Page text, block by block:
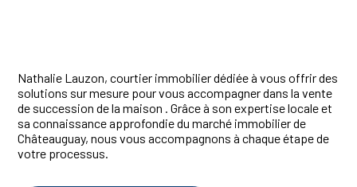
Nathalie Lauzon, courtier immobilier dédiée à vous offrir des
solutions sur mesure pour vous accompagner dans la vente
de succession de la maison . Grâce à son expertise locale et
sa connaissance approfondie du marché immobilier de
Châteauguay, nous vous accompagnons à chaque étape de
votre processus.